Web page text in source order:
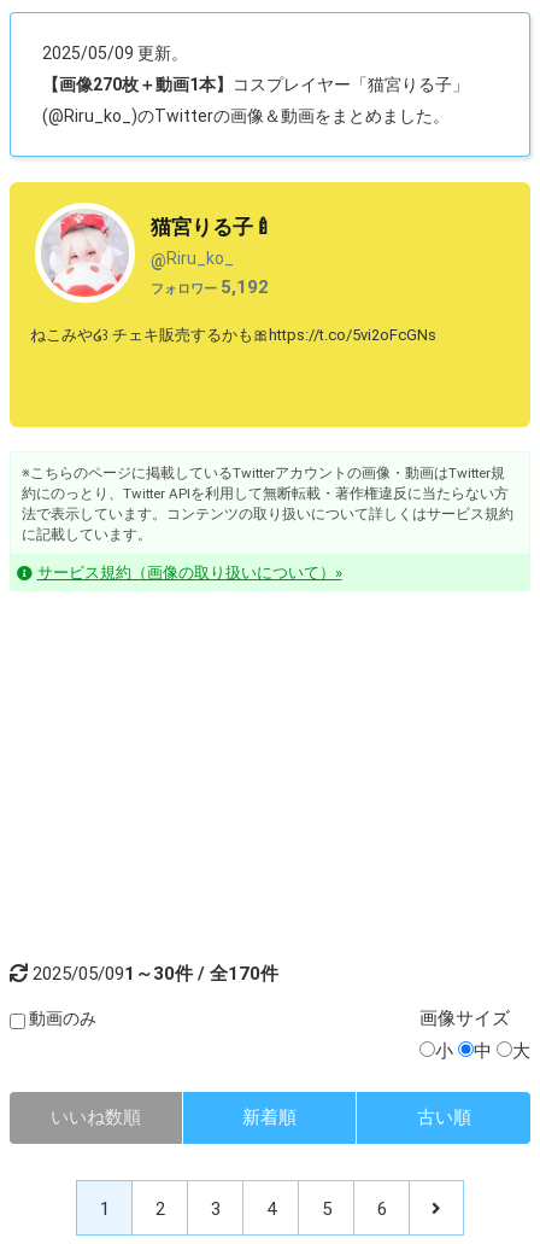
2025/05/09 更新。
【画像270枚＋動画1本】
コスプレイヤー「猫宮りる子」
(@Riru_ko_)のTwitterの画像＆動画をまとめました。
猫宮りる子🍼
@Riru_ko_
フォロワー 5,192
ねこみや໒꒱ チェキ販売するかも🎀https://t.co/5vi2oFcGNs
※こちらのページに掲載しているTwitterアカウントの画像・動画はTwitter規
約にのっとり、Twitter APIを利用して無断転載・著作権違反に当たらない方
法で表示しています。コンテンツの取り扱いについて詳しくはサービス規約
に記載しています。
サービス規約（画像の取り扱いについて）»
2025/05/091～30件 / 全170件
動画のみ 画像サイズ
小
中 大
いいね数順 新着順 古い順
1 2 3 4 5 6